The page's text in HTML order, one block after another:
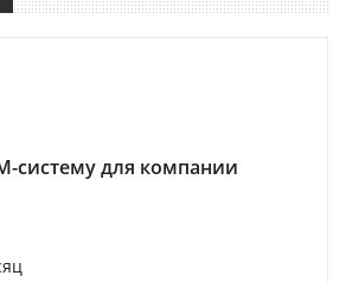
систему для компании